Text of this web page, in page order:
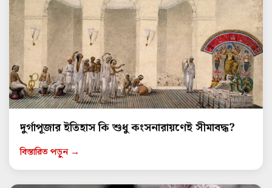
দুর্গাপূজার ইতিহাস কি শুধু কংসনারায়ণেই সীমাবদ্ধ?
বিস্তারিত পড়ুন →